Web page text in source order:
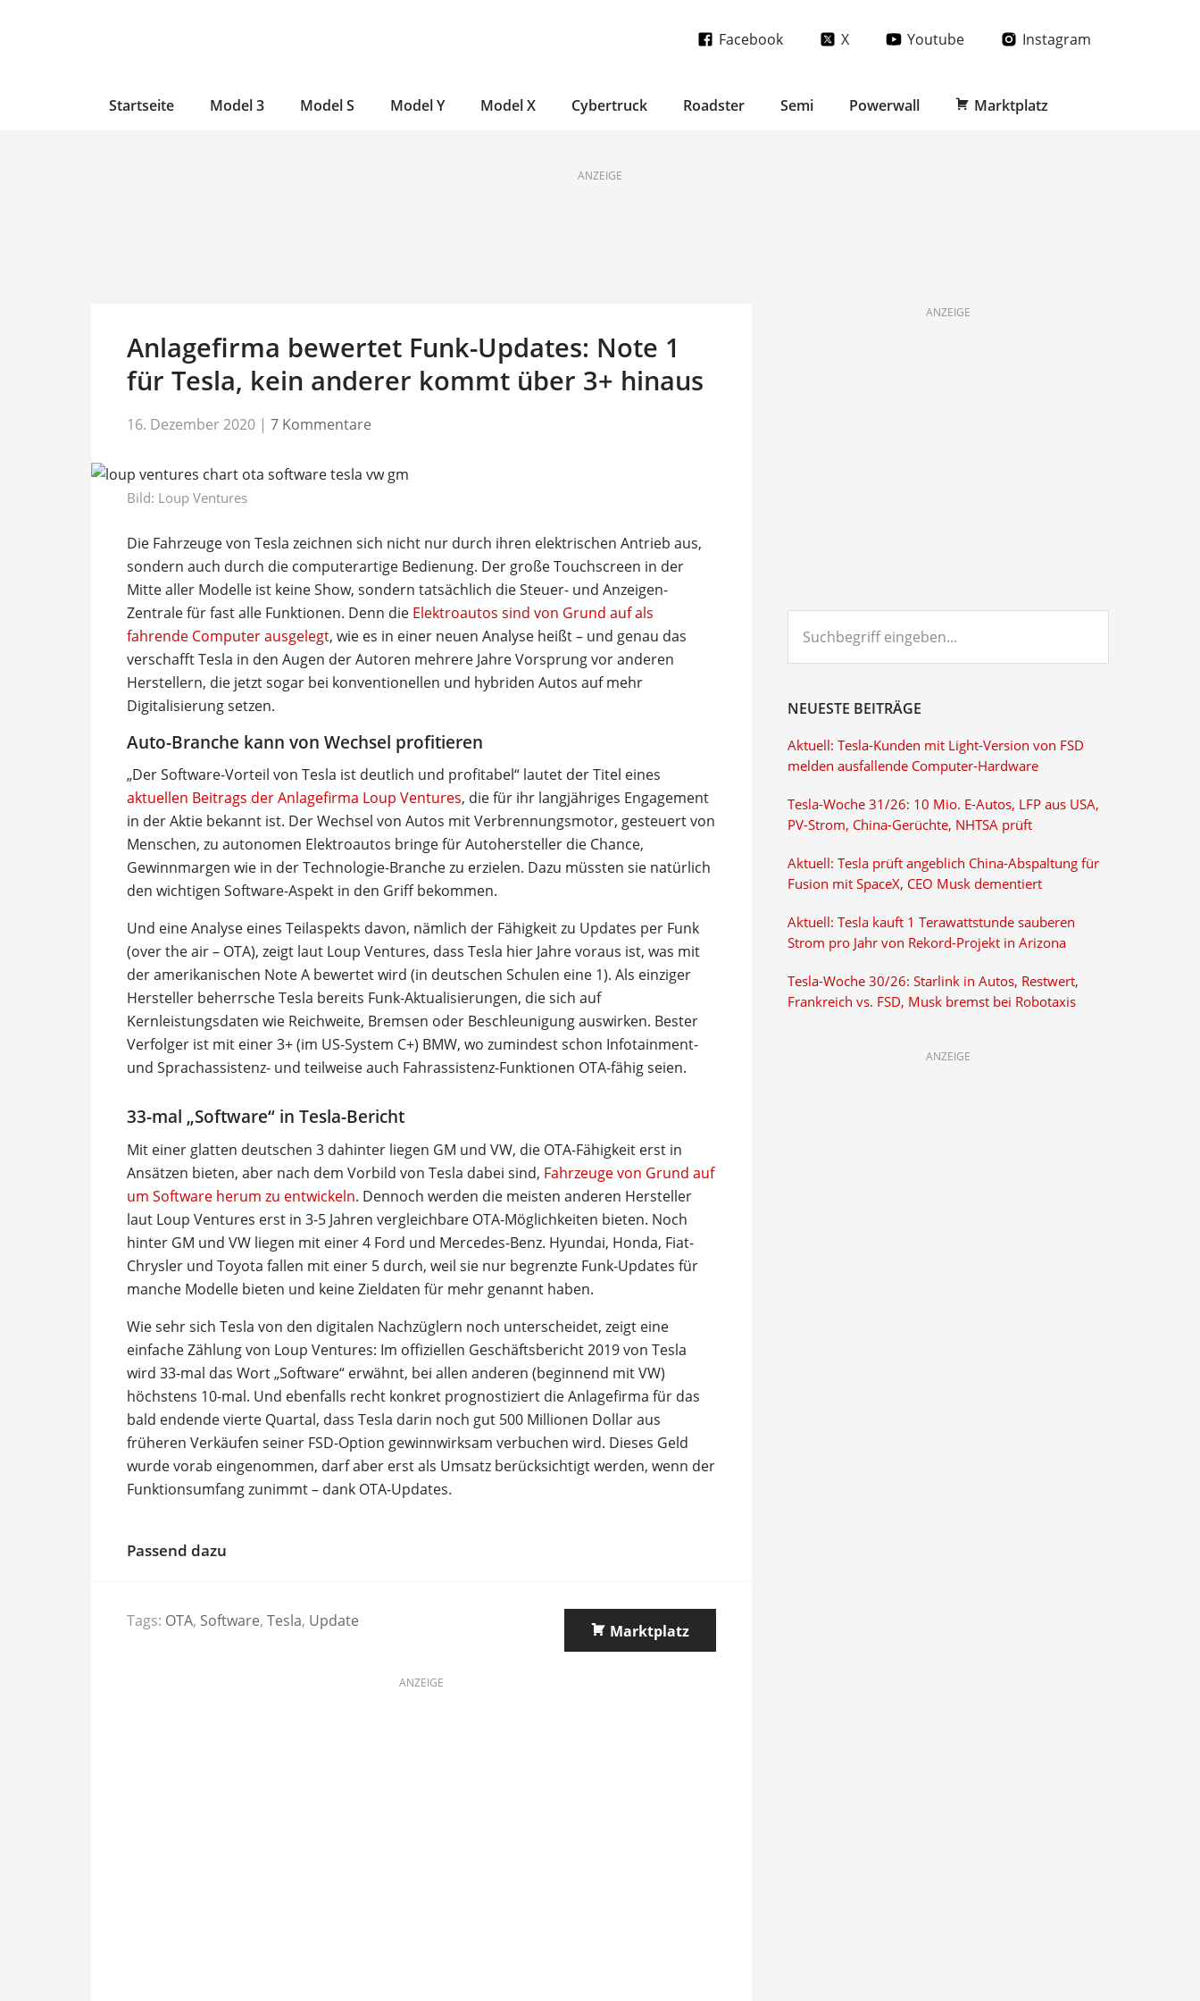
Facebook X Youtube Instagram
Startseite Model 3 Model S Model Y Model X Cybertruck Roadster Semi Powerwall Marktplatz
ANZEIGE
Anlagefirma bewertet Funk-Updates: Note 1
für Tesla, kein anderer kommt über 3+ hinaus
16. Dezember 2020 | 7 Kommentare
Bild: Loup Ventures
Die Fahrzeuge von Tesla zeichnen sich nicht nur durch ihren elektrischen Antrieb aus,
sondern auch durch die computerartige Bedienung. Der große Touchscreen in der
Mitte aller Modelle ist keine Show, sondern tatsächlich die Steuer- und Anzeigen-
Zentrale für fast alle Funktionen. Denn die Elektroautos sind von Grund auf als
fahrende Computer ausgelegt, wie es in einer neuen Analyse heißt – und genau das
verschafft Tesla in den Augen der Autoren mehrere Jahre Vorsprung vor anderen
Herstellern, die jetzt sogar bei konventionellen und hybriden Autos auf mehr
Digitalisierung setzen.
Auto-Branche kann von Wechsel profitieren
„Der Software-Vorteil von Tesla ist deutlich und profitabel“ lautet der Titel eines
aktuellen Beitrags der Anlagefirma Loup Ventures, die für ihr langjähriges Engagement
in der Aktie bekannt ist. Der Wechsel von Autos mit Verbrennungsmotor, gesteuert von
Menschen, zu autonomen Elektroautos bringe für Autohersteller die Chance,
Gewinnmargen wie in der Technologie-Branche zu erzielen. Dazu müssten sie natürlich
den wichtigen Software-Aspekt in den Griff bekommen.
Und eine Analyse eines Teilaspekts davon, nämlich der Fähigkeit zu Updates per Funk
(over the air – OTA), zeigt laut Loup Ventures, dass Tesla hier Jahre voraus ist, was mit
der amerikanischen Note A bewertet wird (in deutschen Schulen eine 1). Als einziger
Hersteller beherrsche Tesla bereits Funk-Aktualisierungen, die sich auf
Kernleistungsdaten wie Reichweite, Bremsen oder Beschleunigung auswirken. Bester
Verfolger ist mit einer 3+ (im US-System C+) BMW, wo zumindest schon Infotainment-
und Sprachassistenz- und teilweise auch Fahrassistenz-Funktionen OTA-fähig seien.
33-mal „Software“ in Tesla-Bericht
Mit einer glatten deutschen 3 dahinter liegen GM und VW, die OTA-Fähigkeit erst in
Ansätzen bieten, aber nach dem Vorbild von Tesla dabei sind, Fahrzeuge von Grund auf
um Software herum zu entwickeln. Dennoch werden die meisten anderen Hersteller
laut Loup Ventures erst in 3-5 Jahren vergleichbare OTA-Möglichkeiten bieten. Noch
hinter GM und VW liegen mit einer 4 Ford und Mercedes-Benz. Hyundai, Honda, Fiat-
Chrysler und Toyota fallen mit einer 5 durch, weil sie nur begrenzte Funk-Updates für
manche Modelle bieten und keine Zieldaten für mehr genannt haben.
Wie sehr sich Tesla von den digitalen Nachzüglern noch unterscheidet, zeigt eine
einfache Zählung von Loup Ventures: Im offiziellen Geschäftsbericht 2019 von Tesla
wird 33-mal das Wort „Software“ erwähnt, bei allen anderen (beginnend mit VW)
höchstens 10-mal. Und ebenfalls recht konkret prognostiziert die Anlagefirma für das
bald endende vierte Quartal, dass Tesla darin noch gut 500 Millionen Dollar aus
früheren Verkäufen seiner FSD-Option gewinnwirksam verbuchen wird. Dieses Geld
wurde vorab eingenommen, darf aber erst als Umsatz berücksichtigt werden, wenn der
Funktionsumfang zunimmt – dank OTA-Updates.
Passend dazu
Tags: OTA, Software, Tesla, Update
Marktplatz
ANZEIGE
ANZEIGE
eingeben...
NEUESTE BEITRÄGE
Aktuell: Tesla-Kunden mit Light-Version von FSD
melden ausfallende Computer-Hardware
Tesla-Woche 31/26: 10 Mio. E-Autos, LFP aus USA,
PV-Strom, China-Gerüchte, NHTSA prüft
Aktuell: Tesla prüft angeblich China-Abspaltung für
Fusion mit SpaceX, CEO Musk dementiert
Aktuell: Tesla kauft 1 Terawattstunde sauberen
Strom pro Jahr von Rekord-Projekt in Arizona
Tesla-Woche 30/26: Starlink in Autos, Restwert,
Frankreich vs. FSD, Musk bremst bei Robotaxis
ANZEIGE